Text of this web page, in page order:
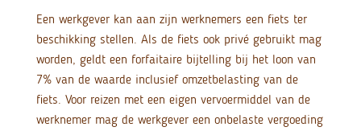
Een werkgever kan aan zijn werknemers een fiets ter
beschikking stellen. Als de fiets ook privé gebruikt mag
worden, geldt een forfaitaire bijtelling bij het loon van
7% van de waarde inclusief omzetbelasting van de
fiets. Voor reizen met een eigen vervoermiddel van de
werknemer mag de werkgever een onbelaste vergoeding